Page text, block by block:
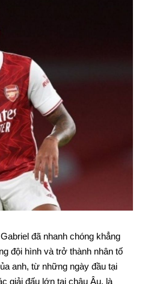
đã nhanh chóng khẳng
đội hình và trở thành nhân tố
anh, từ những ngày đầu tại
giải đấu lớn tại châu Âu, là